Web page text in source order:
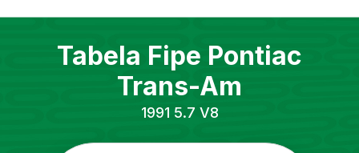
Tabela Fipe Pontiac
Trans-Am
1991 5.7 V8